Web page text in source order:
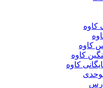
کاوه
کاوه
کاوه
کاوه